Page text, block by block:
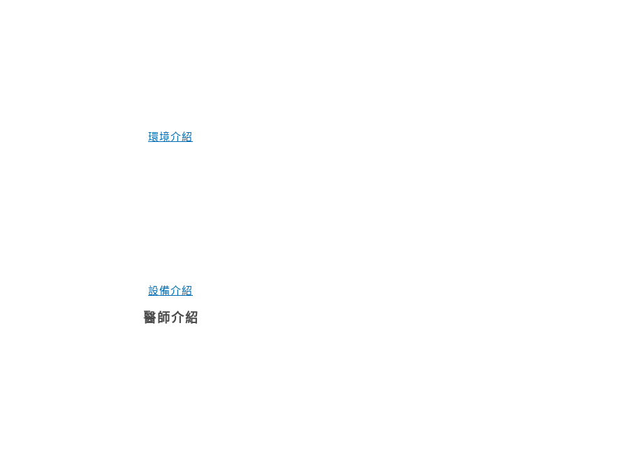
環境介紹
設備介紹
醫師介紹